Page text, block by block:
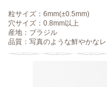
粒サイズ：6mm(±0.5mm)
穴サイズ：0.8mm以上
産地：ブラジル
品質：写真のような鮮やかな